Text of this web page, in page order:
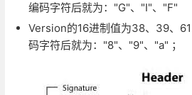
编码字符后就为："G"、"I"、"F"
Version的16进制值为38、39、
码字符后就为："8"、"9"、"a" ；